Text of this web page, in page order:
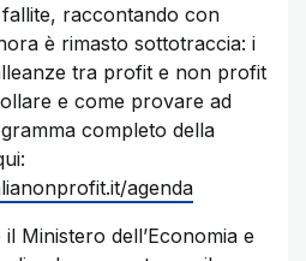
raccontando con
è rimasto sottotraccia: i
tra profit e non profit
e come provare ad
completo della
agenda
Ministero dell’Economia e